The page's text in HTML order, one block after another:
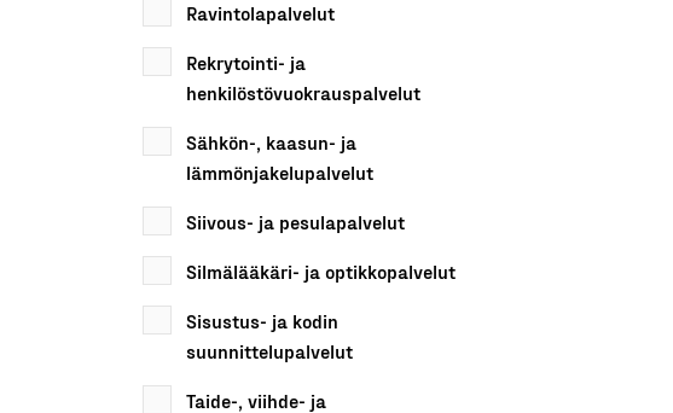
Ravintolapalvelut
Rekrytointi- ja
henkilöstövuokrauspalvelut
Sähkön-, kaasun- ja
lämmönjakelupalvelut
Siivous- ja pesulapalvelut
Silmälääkäri- ja optikkopalvelut
Sisustus- ja kodin
suunnittelupalvelut
Taide-, viihde- ja